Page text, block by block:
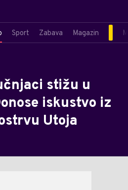
Sport Zabava Magazin
stižu u
iskustvo iz
Utoja